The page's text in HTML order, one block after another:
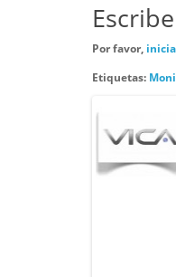
Por favor,
Etiquetas: